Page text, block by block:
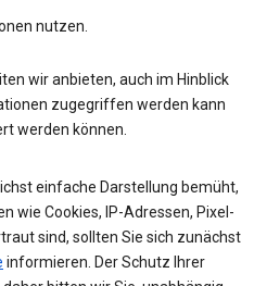
nutzen.
wir anbieten, auch im Hinblick
zugegriffen werden kann
werden können.
einfache Darstellung bemüht,
wie Cookies, IP-Adressen, Pixel-
sind, sollten Sie sich zunächst
informieren. Der Schutz Ihrer